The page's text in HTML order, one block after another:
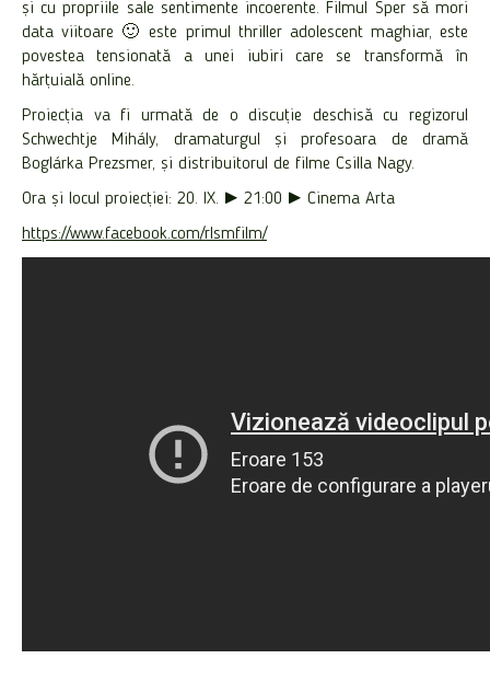
și cu propriile sale sentimente incoerente. Filmul Sper să mori
data viitoare 🙂 este primul thriller adolescent maghiar, este
povestea tensionată a unei iubiri care se transformă în
hărțuială online.
Proiecția va fi urmată de o discuție deschisă cu regizorul
Schwechtje Mihály, dramaturgul și profesoara de dramă
Boglárka Prezsmer, și distribuitorul de filme Csilla Nagy.
Ora și locul proiecției: 20. IX. ► 21:00 ► Cinema Arta
https://www.facebook.com/rlsmfilm/